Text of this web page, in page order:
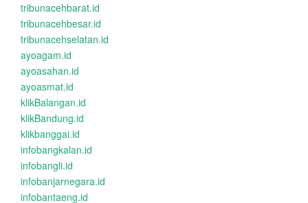
tribunacehbarat.id
tribunacehbesar.id
tribunacehselatan.id
ayoagam.id
ayoasahan.id
ayoasmat.id
klikBalangan.id
klikBandung.id
klikbanggai.id
infobangkalan.id
infobangli.id
infobanjarnegara.id
infobantaeng.id